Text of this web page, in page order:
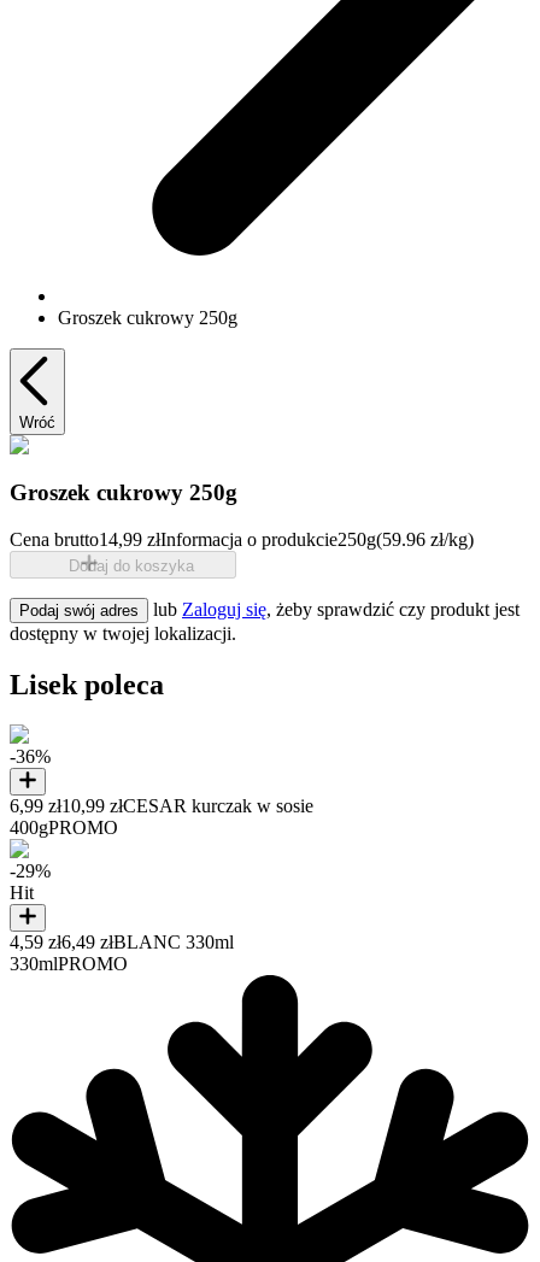
Groszek cukrowy 250g
Wróć
Groszek cukrowy 250g
Cena brutto14,99 złInformacja o produkcie250g(59.96 zł/kg)
Dodaj do koszyka
Podaj swój adres lub Zaloguj się, żeby sprawdzić czy produkt jest
dostępny w twojej lokalizacji.
Lisek poleca
-36%
6,99 zł10,99 złCESAR kurczak w sosie
400gPROMO
-29%
Hit
4,59 zł6,49 złBLANC 330ml
330mlPROMO